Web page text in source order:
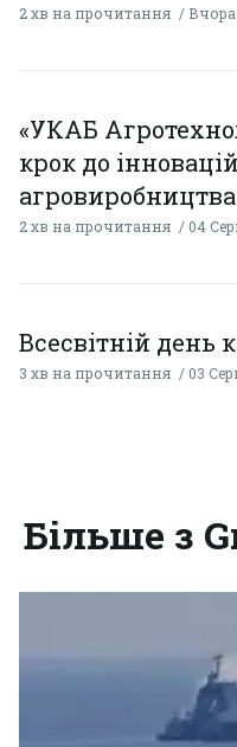
2 хв на прочитання Вчора
«УКАБ
крок до
агровиробництва
2 хв на прочитання 04
Всесвітній день
3 хв на прочитання 03
Більше з